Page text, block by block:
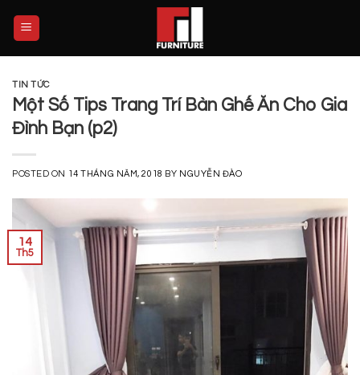
TIN TỨC
Một Số Tips Trang Trí Bàn Ghế Ăn Cho Gia
Đình Bạn (p2)
POSTED ON 14 THÁNG NĂM, 2018 BY NGUYỄN ĐÀO
14
Th5